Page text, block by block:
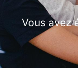
Vous avez